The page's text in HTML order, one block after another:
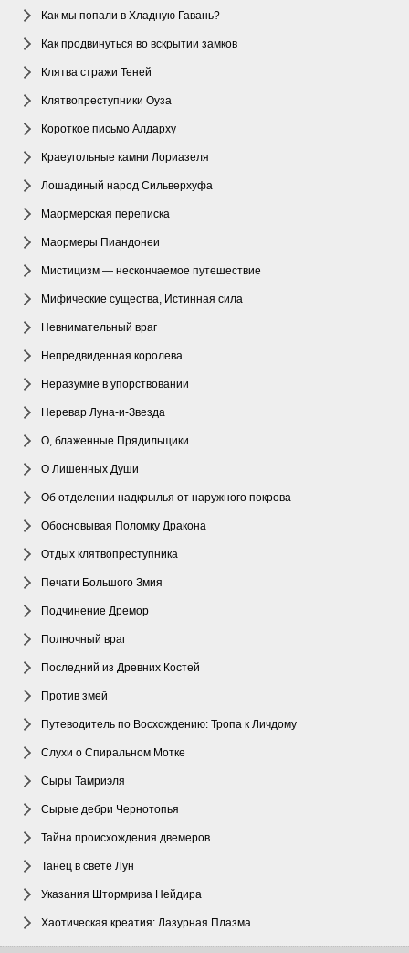
Как мы попали в Хладную Гавань?
Как продвинуться во вскрытии замков
Клятва стражи Теней
Клятвопреступники Оуза
Короткое письмо Алдарху
Краеугольные камни Лориазеля
Лошадиный народ Сильверхуфа
Маормерская переписка
Маормеры Пиандонеи
Мистицизм — нескончаемое путешествие
Мифические существа, Истинная сила
Невнимательный враг
Непредвиденная королева
Неразумие в упорствовании
Неревар Луна-и-Звезда
О, блаженные Прядильщики
О Лишенных Души
Об отделении надкрылья от наружного покрова
Обосновывая Поломку Дракона
Отдых клятвопреступника
Печати Большого Змия
Подчинение Дремор
Полночный враг
Последний из Древних Костей
Против змей
Путеводитель по Восхождению: Тропа к Личдому
Слухи о Спиральном Мотке
Сыры Тамриэля
Сырые дебри Чернотопья
Тайна происхождения двемеров
Танец в свете Лун
Указания Штормрива Нейдира
Хаотическая креатия: Лазурная Плазма